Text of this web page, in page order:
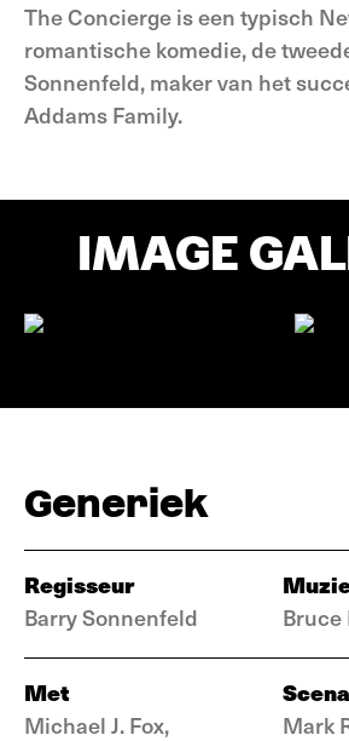
The Concierge is een typisch
romantische komedie, de
Sonnenfeld, maker van het
Addams Family.
IMAGE
Generiek
Regisseur
Barry Sonnenfeld Bruce
Met
Michael J. Fox,
Mark